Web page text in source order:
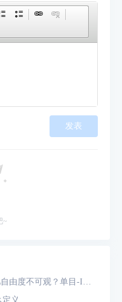
发表
~
由度不可观？单目-IMU
义